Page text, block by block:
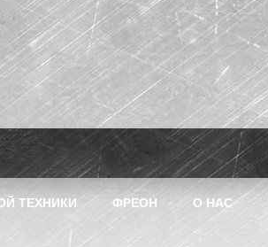
ТЕХНИКИ ФРЕОН О НАС